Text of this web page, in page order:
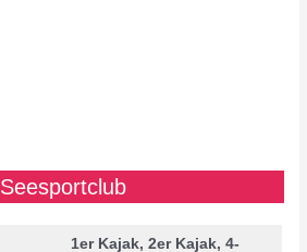
Seesportclub
1er Kajak, 2er Kajak, 4-